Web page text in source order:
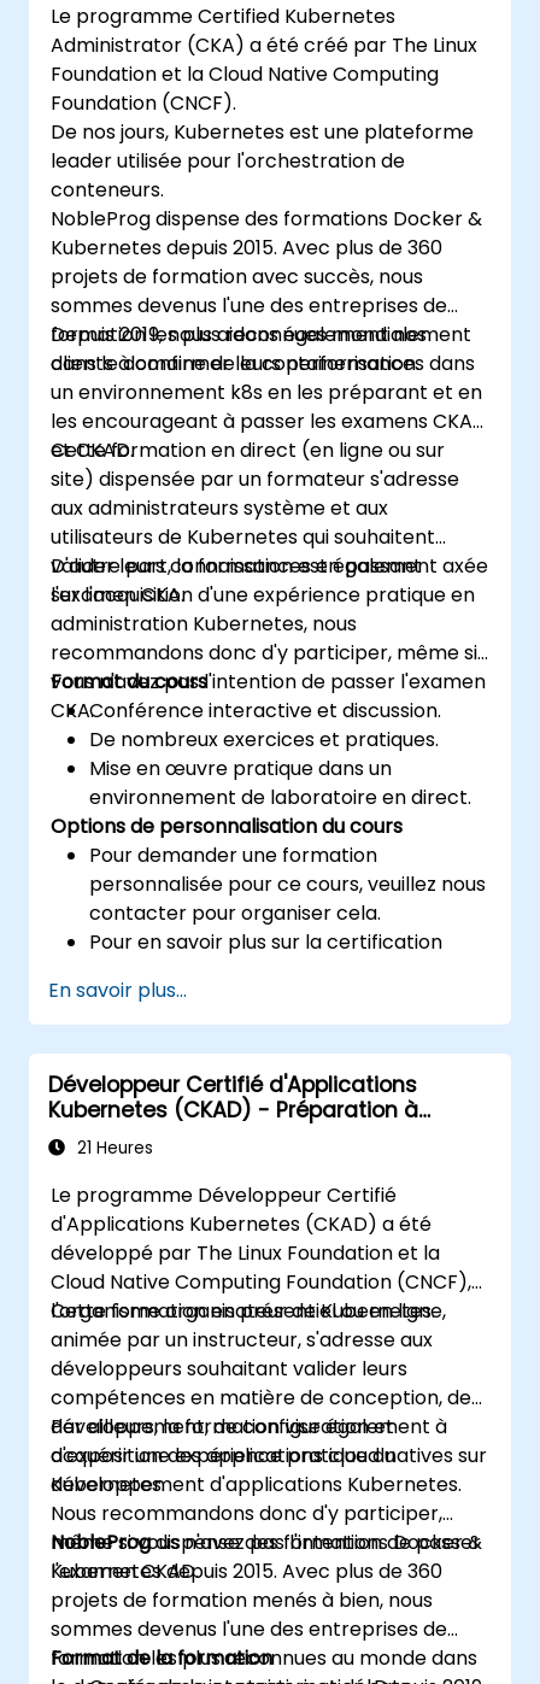
Le programme Certified Kubernetes
Administrator (CKA) a été créé par The Linux
Foundation et la Cloud Native Computing
Foundation (CNCF).
De nos jours, Kubernetes est une plateforme
leader utilisée pour l'orchestration de
conteneurs.
NobleProg dispense des formations Docker &
Kubernetes depuis 2015. Avec plus de 360
projets de formation avec succès, nous
sommes devenus l'une des entreprises de
formation les plus reconnues mondialement
dans le domaine de la containerisation.
Depuis 2019, nous aidons également nos
clients à confirmer leurs performances dans
un environnement k8s en les préparant et en
les encourageant à passer les examens CKA
et CKAD.
Cette formation en direct (en ligne ou sur
site) dispensée par un formateur s'adresse
aux administrateurs système et aux
utilisateurs de Kubernetes qui souhaitent
valider leurs connaissances en passant
l'examen CKA.
D'autre part, la formation est également axée
sur l'acquisition d'une expérience pratique en
administration Kubernetes, nous
recommandons donc d'y participer, même si
vous n'avez pas l'intention de passer l'examen
CKA.
Format du cours
Conférence interactive et discussion.
De nombreux exercices et pratiques.
Mise en œuvre pratique dans un
environnement de laboratoire en direct.
Options de personnalisation du cours
Pour demander une formation
personnalisée pour ce cours, veuillez nous
contacter pour organiser cela.
Pour en savoir plus sur la certification
https://training.linuxfoundation.org/
kubernetes-administrator-cka
En savoir plus...
Développeur Certifié d'Applications
Kubernetes (CKAD) - Préparation à
l'examen
21 Heures
Le programme Développeur Certifié
d'Applications Kubernetes (CKAD) a été
développé par The Linux Foundation et la
Cloud Native Computing Foundation (CNCF),
l'organisme organisateur de Kubernetes.
Cette formation en présentiel ou en ligne,
animée par un instructeur, s'adresse aux
développeurs souhaitant valider leurs
compétences en matière de conception, de
développement, de configuration et
d'exposition des applications cloud natives sur
Kubernetes.
Par ailleurs, la formation vise également à
acquérir une expérience pratique du
développement d'applications Kubernetes.
Nous recommandons donc d'y participer,
même si vous n'avez pas l'intention de passer
l'examen CKAD.
NobleProgdispense des formations Docker &
Kubernetes depuis 2015. Avec plus de 360
projets de formation menés à bien, nous
sommes devenus l'une des entreprises de
formation les plus reconnues au monde dans
Format de la formation